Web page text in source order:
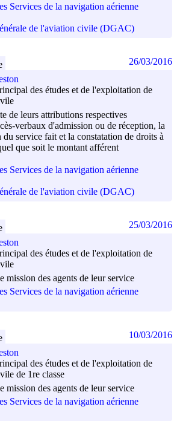
Services de la navigation aérienne
de l'aviation civile (DGAC)
des études et de l'exploitation de
de leurs attributions respectives
verbaux d'admission ou de réception, la
service fait et la constatation de droits à
que soit le montant afférent
Services de la navigation aérienne
de l'aviation civile (DGAC)
26/03/2016
des études et de l'exploitation de
mission des agents de leur service
Services de la navigation aérienne
25/03/2016
des études et de l'exploitation de
de 1re classe
mission des agents de leur service
Services de la navigation aérienne
10/03/2016